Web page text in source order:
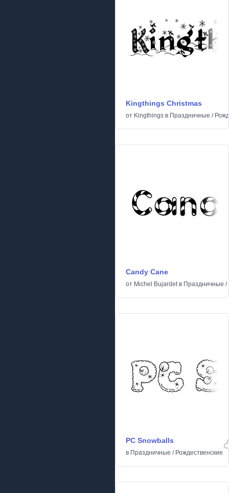
Kingthings Christmas
от Kingthings в Праздничные /
Candy Cane
от Michel Bujardetв Праздничные /
PC Snowballs
в Праздничные / Рождественские